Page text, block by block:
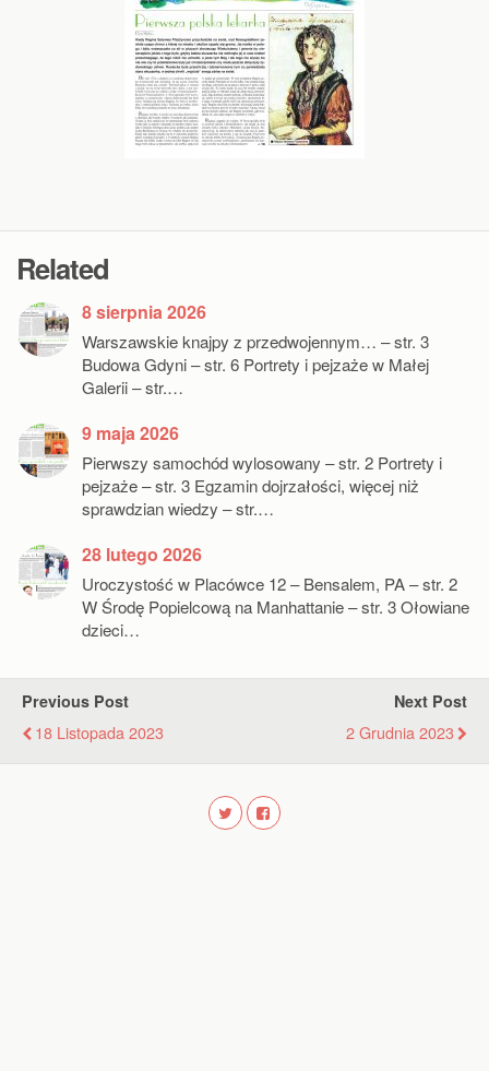
Related
8 sierpnia 2026
Warszawskie knajpy z przedwojennym… – str. 3
Budowa Gdyni – str. 6 Portrety i pejzaże w Małej
Galerii – str.…
9 maja 2026
Pierwszy samochód wylosowany – str. 2 Portrety i
pejzaże – str. 3 Egzamin dojrzałości, więcej niż
sprawdzian wiedzy – str.…
28 lutego 2026
Uroczystość w Placówce 12 – Bensalem, PA – str. 2
W Środę Popielcową na Manhattanie – str. 3 Ołowiane
dzieci…
Previous Post
18 Listopada 2023
Next Post
2 Grudnia 2023